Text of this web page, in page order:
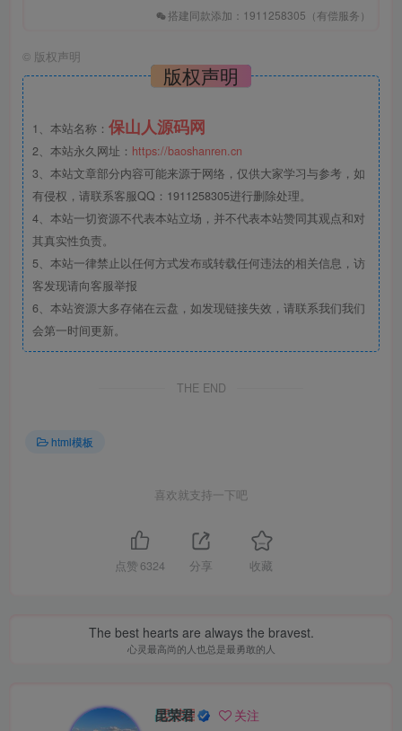
搭建同款添加：1911258305（有偿服务）
© 版权声明
版权声明
1、本站名称： 保山人源码网
2、本站永久网址： https://baoshanren.cn
3、本站文章部分内容可能来源于网络，仅供大家学习与参考，如
有侵权，请联系客服QQ：1911258305进行删除处理。
4、本站一切资源不代表本站立场，并不代表本站赞同其观点和对
其真实性负责。
5、本站一律禁止以任何方式发布或转载任何违法的相关信息，访
客发现请向客服举报
6、本站资源大多存储在云盘，如发现链接失效，请联系我们我们
会第一时间更新。
THE END
html模板
喜欢就支持一下吧
点赞 6324 分享 收藏
The best hearts are always the bravest.
心灵最高尚的人也总是最勇敢的人
昆荣君 关注